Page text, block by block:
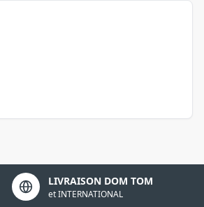
LIVRAISON DOM TOM
et INTERNATIONAL